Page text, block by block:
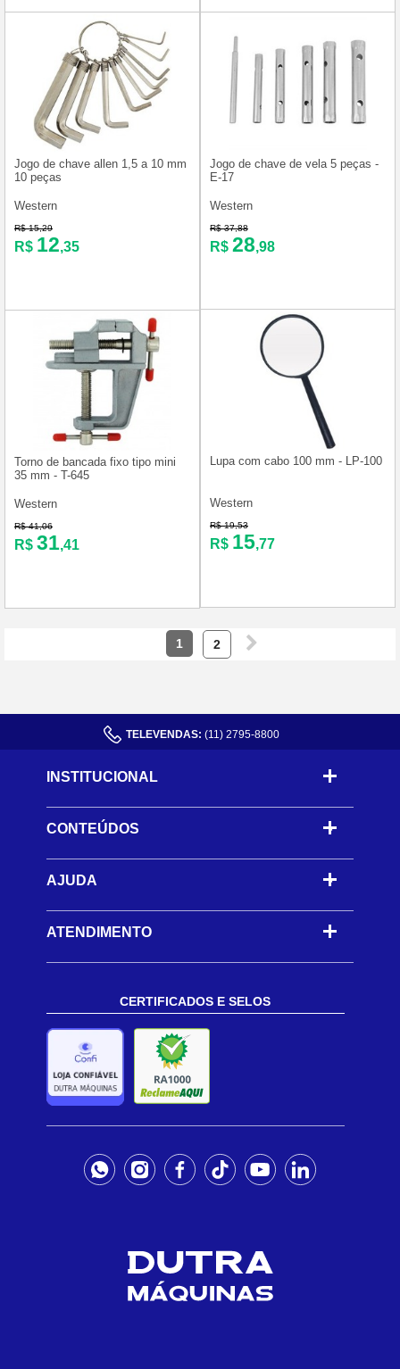
Jogo de chave allen 1,5 a 10 mm
10 peças
Western
R$ 15,29
R$ 12,35
Jogo de chave de vela 5 peças -
E-17
Western
R$ 37,88
R$ 28,98
Torno de bancada fixo tipo mini
35 mm - T-645
Western
R$ 41,06
R$ 31,41
Lupa com cabo 100 mm - LP-100
Western
R$ 19,53
R$ 15,77
1 2
TELEVENDAS: (11) 2795-8800
INSTITUCIONAL
CONTEÚDOS -
AJUDA -
ATENDIMENTO
CERTIFICADOS E SELOS